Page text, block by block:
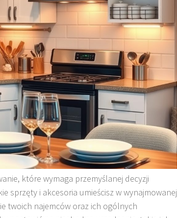
które wymaga przemyślanej decyzji
sprzęty i akcesoria umieścisz w wynajmowanej
twoich najemców oraz ich ogólnych